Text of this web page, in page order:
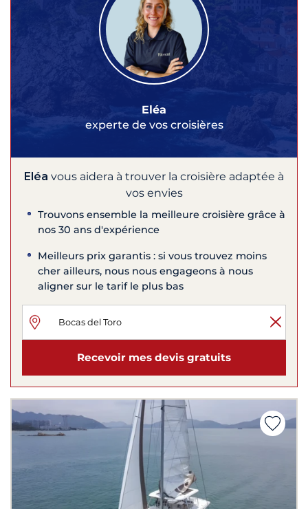
Eléa
experte de vos croisières
Eléa vous aidera à trouver la croisière adaptée à
vos envies
Trouvons ensemble la meilleure croisière grâce à
nos 30 ans d'expérience
Meilleurs prix garantis : si vous trouvez moins
cher ailleurs, nous nous engageons à nous
aligner sur le tarif le plus bas
Recevoir mes devis gratuits